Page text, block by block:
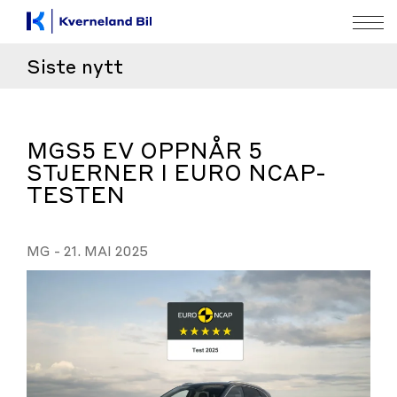
Siste nytt
MGS5 EV OPPNÅR 5
STJERNER I EURO NCAP-
TESTEN
MG - 21. MAI 2025